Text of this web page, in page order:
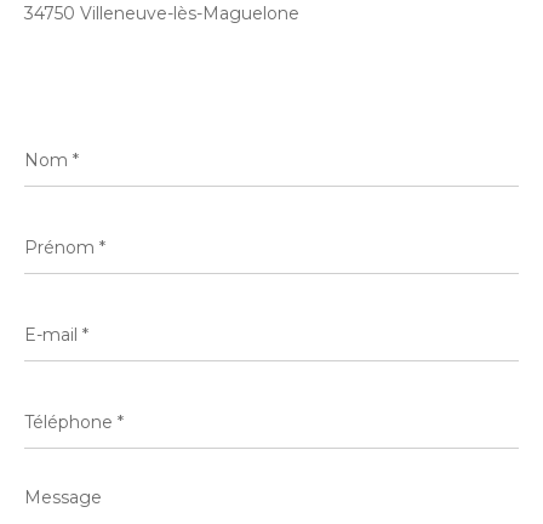
34750 Villeneuve-lès-Maguelone
*
*
mail
*
Message
*